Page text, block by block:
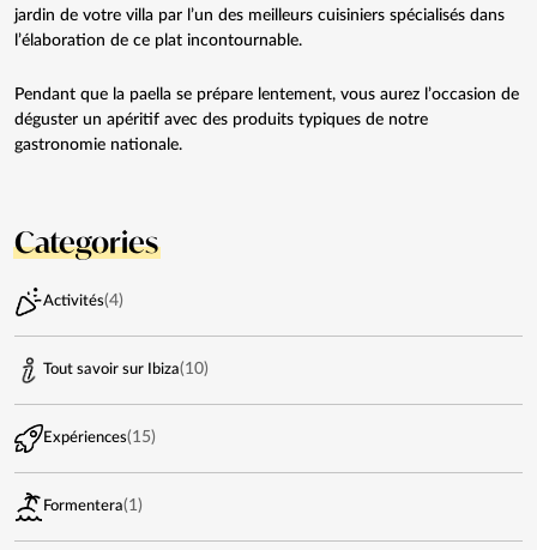
jardin de votre villa par l’un des meilleurs cuisiniers spécialisés dans
l’élaboration de ce plat incontournable.
Pendant que la paella se prépare lentement, vous aurez l’occasion de
déguster un apéritif avec des produits typiques de notre
gastronomie nationale.
Categories
Activités(4)
Tout savoir sur Ibiza(10)
Expériences(15)
Formentera(1)